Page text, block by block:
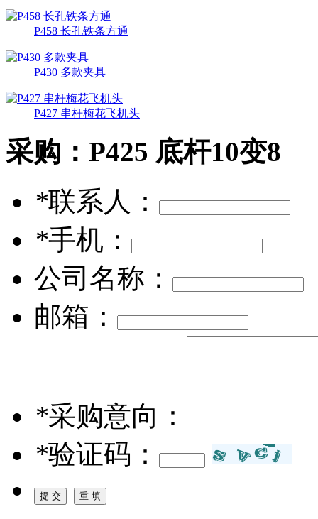
P458 长孔铁条方通
P430 多款夹具
P427 串杆梅花飞机头
采购： P425 底杆10变8
*联系人：
*手机：
公司名称：
邮箱：
*采购意向：
*验证码：